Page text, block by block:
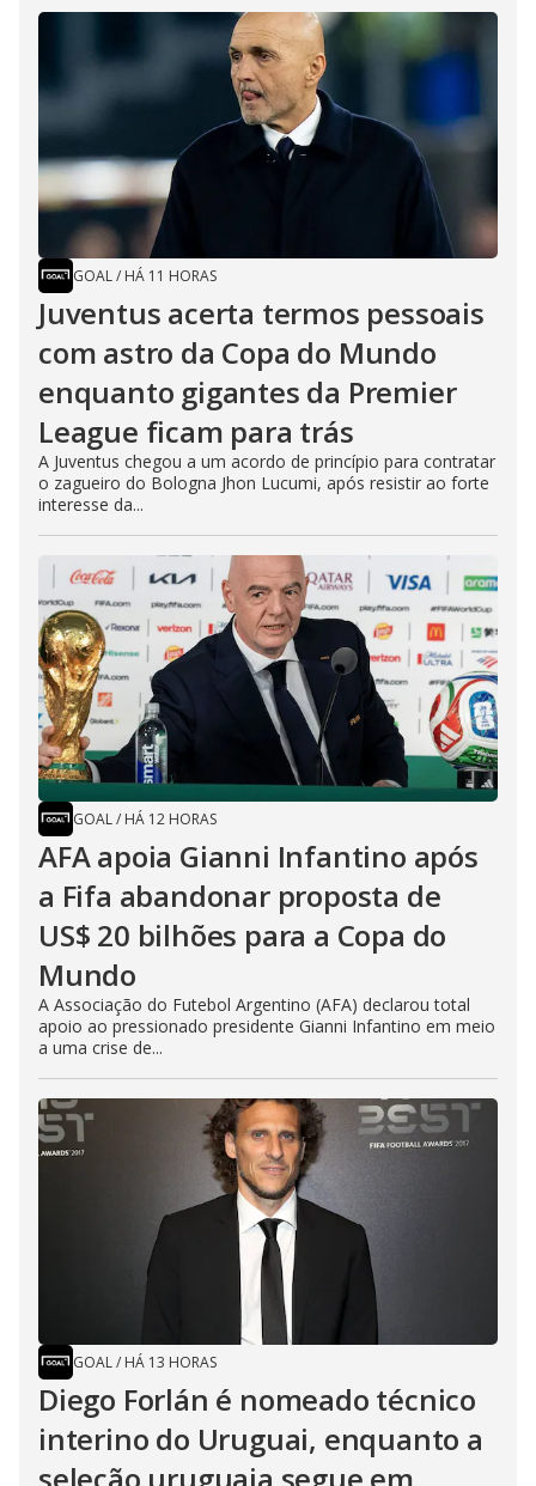
GOAL/ HÁ 11 HORAS
Juventus acerta termos pessoais
com astro da Copa do Mundo
enquanto gigantes da Premier
League ficam para trás
A Juventus chegou a um acordo de princípio para contratar
o zagueiro do Bologna Jhon Lucumi, após resistir ao forte
interesse da...
GOAL/ HÁ 12 HORAS
AFA apoia Gianni Infantino após
a Fifa abandonar proposta de
US$ 20 bilhões para a Copa do
Mundo
A Associação do Futebol Argentino (AFA) declarou total
apoio ao pressionado presidente Gianni Infantino em meio
a uma crise de...
GOAL/ HÁ 13 HORAS
Diego Forlán é nomeado técnico
interino do Uruguai, enquanto a